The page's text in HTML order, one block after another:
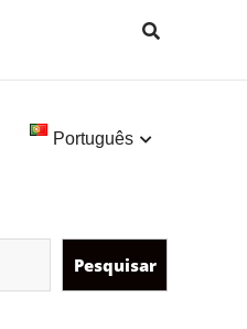
Português
Pesquisar